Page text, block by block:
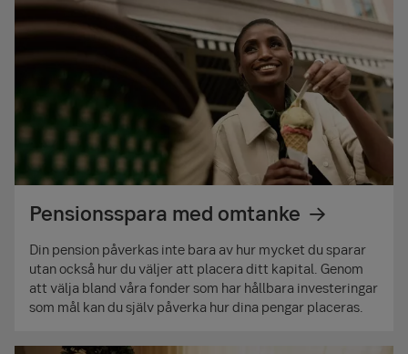
Pensionsspara med omtanke
Din pension påverkas inte bara av hur mycket du sparar
utan också hur du väljer att placera ditt kapital. Genom
att välja bland våra fonder som har hållbara investeringar
som mål kan du själv påverka hur dina pengar placeras.